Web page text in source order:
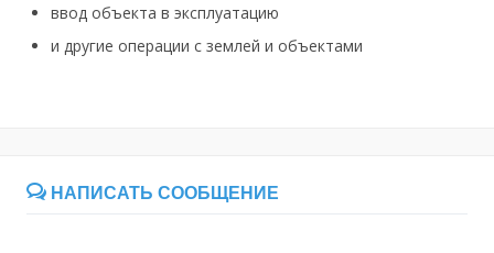
ввод объекта в эксплуатацию
и другие операции с землей и объектами
НАПИСАТЬ СООБЩЕНИЕ